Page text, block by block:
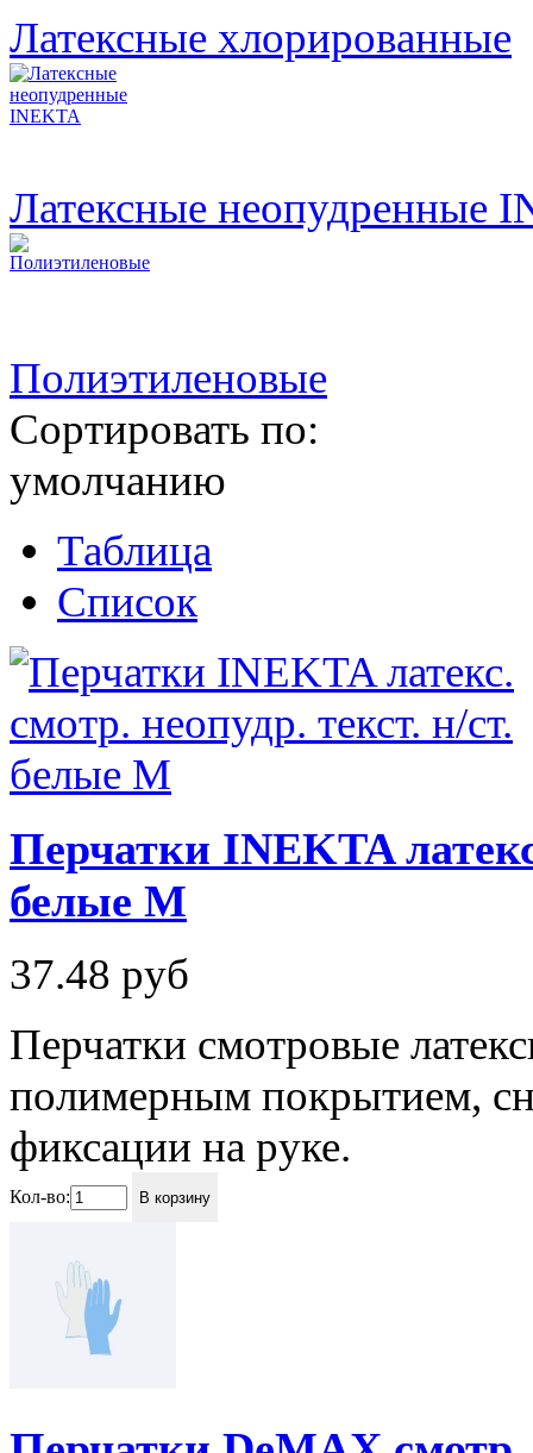
Латексные хлорированные
Латексные неопудренные
Полиэтиленовые
Сортировать по:
умолчанию
Таблица
Список
Перчатки INEKTA
белые M
37.48 руб
Перчатки смотровые
полимерным покрытием,
фиксации на руке.
Кол-во: В корзину